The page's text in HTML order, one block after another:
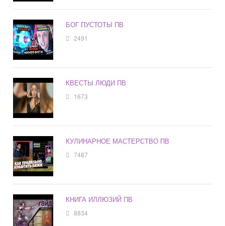
БОГ ПУСТОТЫ ПВ
2491
КВЕСТЫ ЛЮДИ ПВ
1673
КУЛИНАРНОЕ МАСТЕРСТВО ПВ
7487
КНИГА ИЛЛЮЗИЙ ПВ
8834